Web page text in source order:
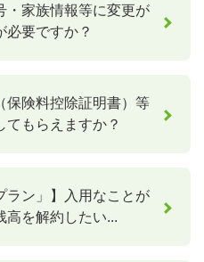
・家族情報等に変更が
必要ですか？
保険料控除証明書）等
てもらえますか？
ラン」】入用なことが
高を解約したい...